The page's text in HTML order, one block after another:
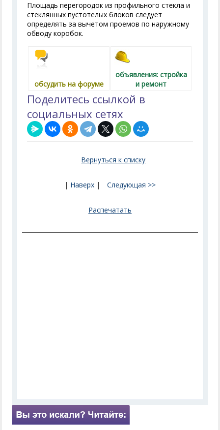
Площадь перегородок из профильного стекла и
стеклянных пустотелых блоков следует
определять за вычетом проемов по наружному
обводу коробок.
обсудить на форуме
объявления: стройка
и ремонт
Поделитесь ссылкой в
социальных сетях
Вернуться к списку
| Наверх| Следующая >>
Распечатать